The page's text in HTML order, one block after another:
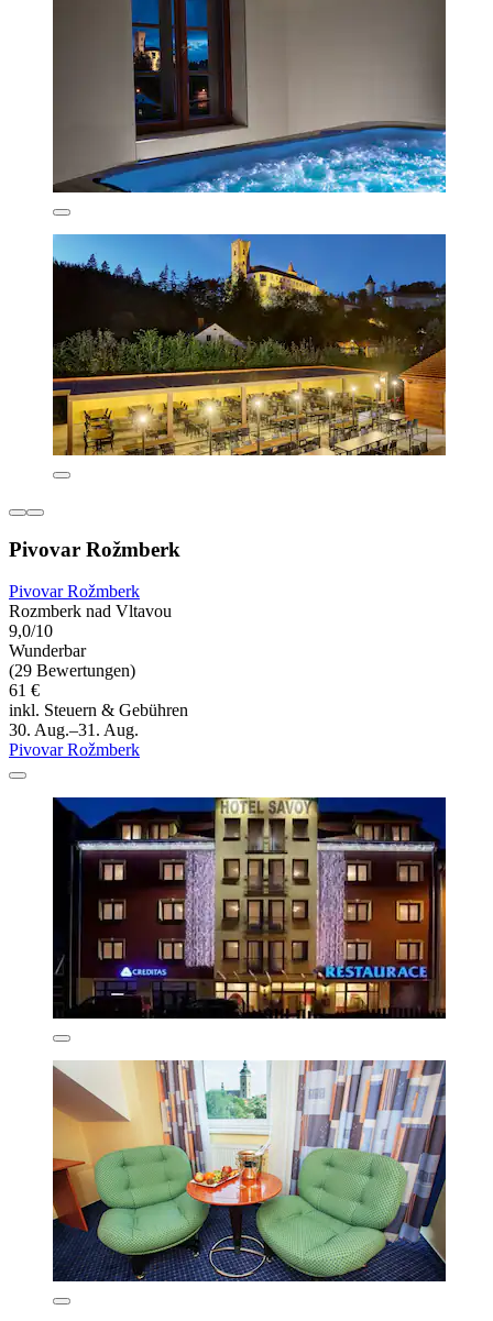
Pivovar Rožmberk
Pivovar Rožmberk
Rozmberk nad Vltavou
9,0/10
Wunderbar
(29 Bewertungen)
61 €
inkl. Steuern & Gebühren
30. Aug.–31. Aug.
Pivovar Rožmberk